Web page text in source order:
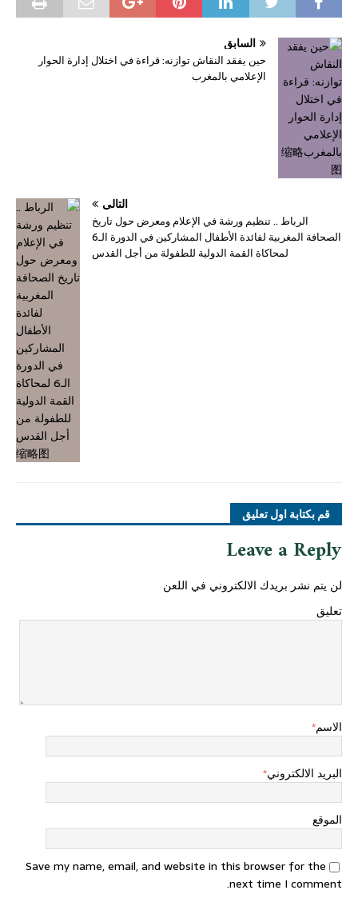
السابق
حين يفقد النقاش توازنه: قراءة في اختلال إدارة الحوار
الإعلامي بالمغرب
التالي
الرباط .. تنظيم ورشة في الإعلام ومعرض حول تاريخ
الصحافة المغربية لفائدة الأطفال المشاركين في الدورة الـ6
لمحاكاة القمة الدولية للطفولة من أجل القدس
قم بكتابة اول تعليق
Leave a Reply
لن يتم نشر بريدك الالكتروني في اللعن
تعليق
الاسم*
البريد الالكتروني*
الموقع
Save my name, email, and website in this browser for the
next time I comment.